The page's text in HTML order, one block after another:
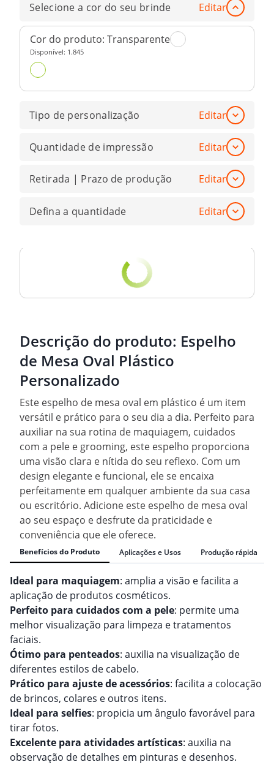
Selecione a cor do seu brinde Editar
Cor do produto: Transparente
Disponível: 1.845
Tipo de personalização Editar
Quantidade de impressão Editar
Retirada | Prazo de produção Editar
Defina a quantidade Editar
Descrição do produto: Espelho
de Mesa Oval Plástico
Personalizado
Este espelho de mesa oval em plástico é um item
versátil e prático para o seu dia a dia. Perfeito para
auxiliar na sua rotina de maquiagem, cuidados
com a pele e grooming, este espelho proporciona
uma visão clara e nítida do seu reflexo. Com um
design elegante e funcional, ele se encaixa
perfeitamente em qualquer ambiente da sua casa
ou escritório. Adicione este espelho de mesa oval
ao seu espaço e desfrute da praticidade e
conveniência que ele oferece.
Benefícios do Produto Aplicações e Usos Produção rápida
Ideal para maquiagem: amplia a visão e facilita a
aplicação de produtos cosméticos.
Perfeito para cuidados com a pele: permite uma
melhor visualização para limpeza e tratamentos
faciais.
Ótimo para penteados: auxilia na visualização de
diferentes estilos de cabelo.
Prático para ajuste de acessórios: facilita a colocação
de brincos, colares e outros itens.
Ideal para selfies: propicia um ângulo favorável para
tirar fotos.
Excelente para atividades artísticas: auxilia na
observação de detalhes em pinturas e desenhos.